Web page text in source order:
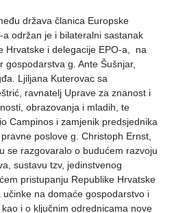
država članica Europske
održan je i bilateralni sastanak
Hrvatske i delegacije EPO-a, na
gospodarstva g. Ante Šušnjar,
Ljiljana Kuterovac sa
ravnatelj Uprave za znanost i
obrazovanja i mladih, te
Campinos i zamjenik predsjednika
poslove g. Christoph Ernst,
se razgovaralo o budućem razvoju
sustavu tzv, jedinstvenog
pristupanju Republike Hrvatske
na domaće gospodarstvo i
i o ključnim odrednicama nove